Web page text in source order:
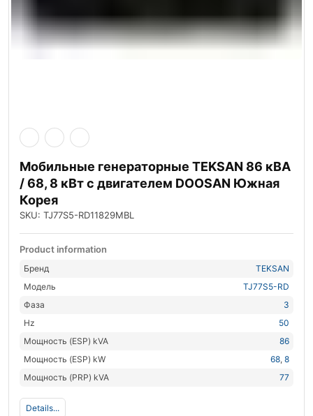
Мобильные генераторные TEKSAN 86 кВА
/ 68, 8 кВт с двигателем DOOSAN Южная
Корея
SKU: TJ77S5-RD11829MBL
Product information
Бренд
TEKSAN
Модель
TJ77S5-RD
Фаза
3
Hz
50
Мощность (ESP) kVA
86
Мощность (ESP) kW
68, 8
Мощность (PRP) kVA
77
Details...